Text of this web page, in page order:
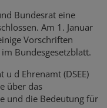
Bundesrat eine
Am 1. Januar
Vorschriften
Bundesgesetzblatt.
d Ehrenamt (DSEE)
über das
und die Bedeutung für